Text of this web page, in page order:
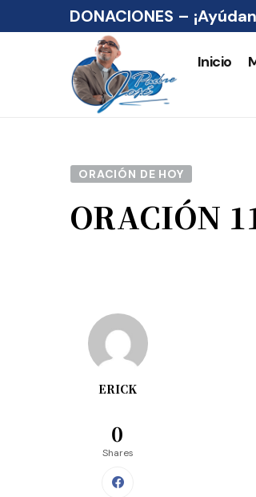
DONACIONES –
Inicio
ORACIÓN DE HOY
ORACIÓN
ERICK
0
Shares